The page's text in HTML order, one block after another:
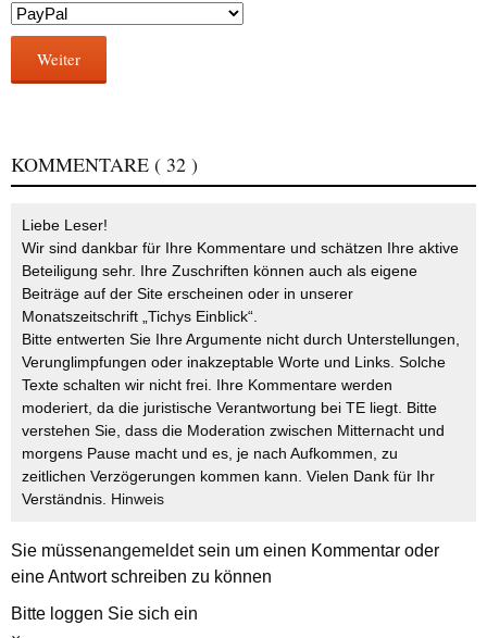
Weiter
KOMMENTARE ( 32 )
Liebe Leser!
Wir sind dankbar für Ihre Kommentare und schätzen Ihre aktive
Beteiligung sehr. Ihre Zuschriften können auch als eigene
Beiträge auf der Site erscheinen oder in unserer
Monatszeitschrift „Tichys Einblick“.
Bitte entwerten Sie Ihre Argumente nicht durch Unterstellungen,
Verunglimpfungen oder inakzeptable Worte und Links. Solche
Texte schalten wir nicht frei. Ihre Kommentare werden
moderiert, da die juristische Verantwortung bei TE liegt. Bitte
verstehen Sie, dass die Moderation zwischen Mitternacht und
morgens Pause macht und es, je nach Aufkommen, zu
zeitlichen Verzögerungen kommen kann. Vielen Dank für Ihr
Verständnis. Hinweis
Sie müssenangemeldetsein um einen Kommentar oder
eine Antwort schreiben zu können
Bitte loggen Sie sich ein